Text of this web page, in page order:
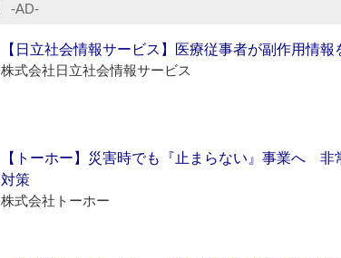
‐AD‐
【日立社会情報サービス】医療従事者が副作用情報
株式会社日立社会情報サービス
【トーホー】災害時でも『止まらない』事業へ 非
対策
株式会社トーホー